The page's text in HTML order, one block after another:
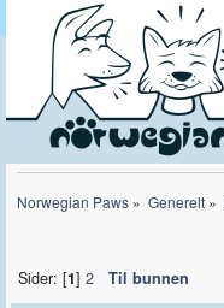
Norwegian Paws » Generelt»
Sider: [1] 2 Til bunnen